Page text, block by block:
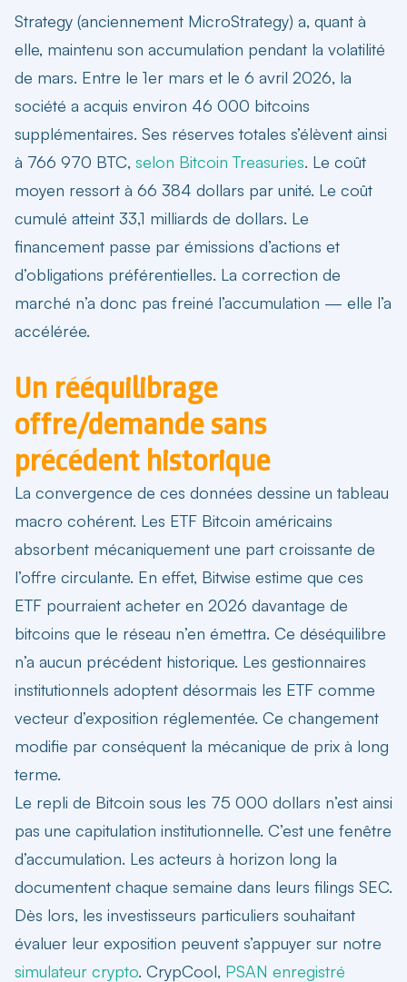
Strategy (anciennement MicroStrategy) a, quant à
elle, maintenu son accumulation pendant la volatilité
de mars. Entre le 1er mars et le 6 avril 2026, la
société a acquis environ 46 000 bitcoins
supplémentaires. Ses réserves totales s’élèvent ainsi
à 766 970 BTC, selon Bitcoin Treasuries. Le coût
moyen ressort à 66 384 dollars par unité. Le coût
cumulé atteint 33,1 milliards de dollars. Le
financement passe par émissions d’actions et
d’obligations préférentielles. La correction de
marché n’a donc pas freiné l’accumulation — elle l’a
accélérée.
Un rééquilibrage
offre/demande sans
précédent historique
La convergence de ces données dessine un tableau
macro cohérent. Les ETF Bitcoin américains
absorbent mécaniquement une part croissante de
l’offre circulante. En effet, Bitwise estime que ces
ETF pourraient acheter en 2026 davantage de
bitcoins que le réseau n’en émettra. Ce déséquilibre
n’a aucun précédent historique. Les gestionnaires
institutionnels adoptent désormais les ETF comme
vecteur d’exposition réglementée. Ce changement
modifie par conséquent la mécanique de prix à long
terme.
Le repli de Bitcoin sous les 75 000 dollars n’est ainsi
pas une capitulation institutionnelle. C’est une fenêtre
d’accumulation. Les acteurs à horizon long la
documentent chaque semaine dans leurs filings SEC.
Dès lors, les investisseurs particuliers souhaitant
évaluer leur exposition peuvent s’appuyer sur notre
simulateur crypto. CrypCool, PSAN enregistré